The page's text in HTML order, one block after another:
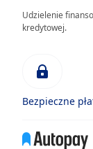
Udzielenie
kredytowej.
Bezpieczne